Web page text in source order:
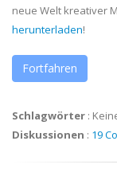
neue Welt kreativer
herunterladen!
Fortfahren
Schlagwörter :
Diskussionen : 19